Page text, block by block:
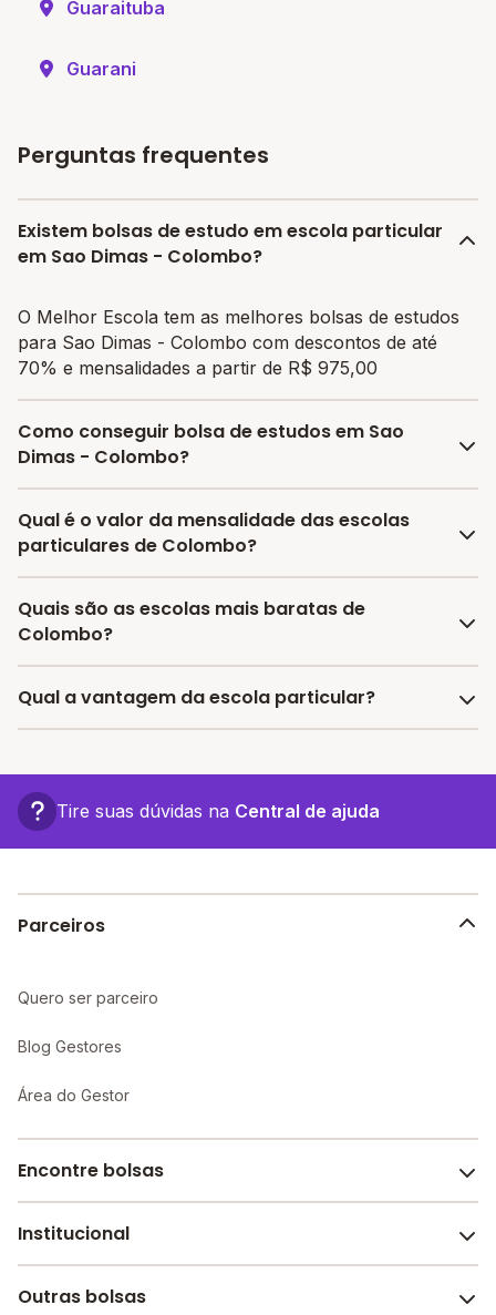
Guaraituba
Guarani
Perguntas frequentes
Existem bolsas de estudo em escola particular
em Sao Dimas - Colombo?
O Melhor Escola tem as melhores bolsas de estudos
para Sao Dimas - Colombo com descontos de até
70% e mensalidades a partir de R$ 975,00
Como conseguir bolsa de estudos em Sao
Dimas - Colombo?
O programa de bolsa do Melhor Escola disponibiliza
vagas com até 80% de desconto nas mensalidades.
pré-matrícula no site.
Qual é o valor da mensalidade das escolas
particulares de Colombo?
A média da mensalidade em Colombo é de R$ 1.103,55
reais, sendo a mensalidade mais barata R$ 975,00 e a
Quais são as escolas mais baratas de
Colombo?
As escolas com mensalidades mais baratas de
Qual a vantagem da escola particular?
completa e recursos educacionais mais avançados,
proporcionando um ambiente propício ao
Tire suas dúvidas na Central de ajuda
Parceiros
Quero ser parceiro
Blog Gestores
Área do Gestor
Encontre bolsas
Melhores escolas de São Paulo
Escolas por cidade e bairro
Institucional
Sobre o Melhor Escola
Outras bolsas